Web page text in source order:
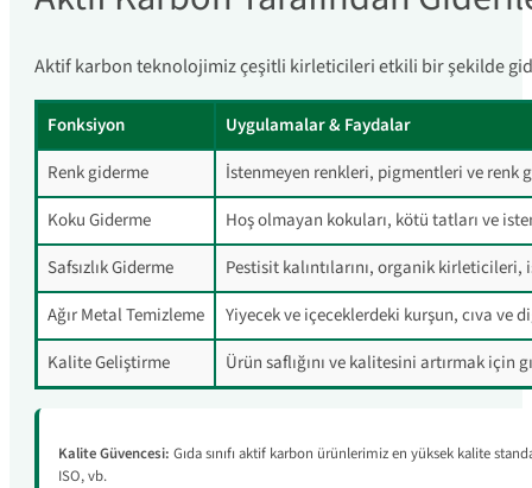
Aktif karbon teknolojimiz çeşitli kirleticileri etkili bir şekilde
Fonksiyon
Uygulamalar & Faydalar
Renk giderme
İstenmeyen renkleri, pigmentleri ve
Koku Giderme
Hoş olmayan kokuları, kötü tatları ve
Safsızlık Giderme
Pestisit kalıntılarını, organik
Ağır Metal Temizleme
Yiyecek ve içeceklerdeki kurşun, cıva ve
Kalite Geliştirme
Ürün saflığını ve kalitesini artırmak için
Kalite Güvencesi: Gıda sınıfı aktif karbon ürünlerimiz en yüksek kalite
ISO, vb.